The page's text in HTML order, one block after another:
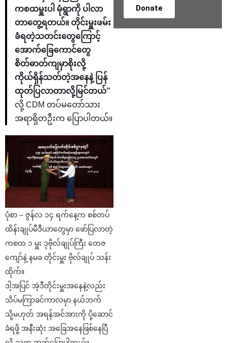
ကစထမှူးပါ မုံရွာကို ပါလာ
တာတွေ့ရတယ်။ တိုင်းမှူးဖမ်း
ခံရတဲ့သတင်းတွေကြောင့်
အောက်ခြေကောင်တွေ
စိတ်ဓာတ်ကျမှာစိုးလို့
ကိုယ်ရှိန်သတ်တဲ့အနေနဲ့ ပြန်
ထုတ်ပြလာတာလို့မြင်တယ်”
လို့ CDM တပ်မတော်သား
အရာရှိတဦးက ပြောပါတယ်။
ပုံစာ – ဇွန်လ ၁၄ ရက်နေ့က စစ်တပ်
ထိန်းချုပ်မီဒီယာတွေမှာ ဖော်ပြလာတဲ့
ကစထ ၁ မှူး ဒုဗိုလ်ချုပ်ကြီး တေဇ
ကျော်နဲ့ နမခ တိုင်းမှူး ဗိုလ်ချုပ် သန်း
ထိုက်။
ဒါ့အပြင် အဲ့ဒီတိုင်းမှူးအနေနဲ့လည်း
သိပ်မကြာခင်ကာလမှာ နယ်ဘက်
သို့မဟုတ် အရန်အင်အားကို ပို့ဆောင်
ခံရဖို့ အနီးဆုံး အခြေအနေဖြစ်နေပြီ
Donate